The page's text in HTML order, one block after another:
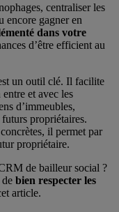
centraliser les
encore gagner en
dans votre
d’être efficient au
un outil clé. Il facilite
et avec les
d’immeubles,
propriétaires.
il permet par
propriétaire.
de bailleur social ?
bien respecter les
article.